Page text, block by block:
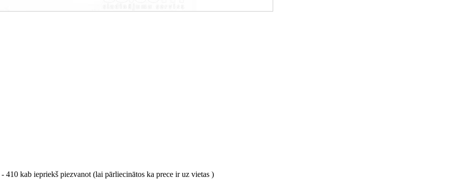
410 kab iepriekš piezvanot (lai pārliecinātos ka prece ir uz vietas )